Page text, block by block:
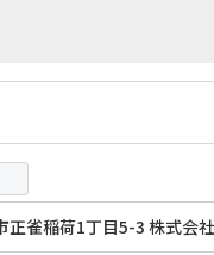
正雀稲荷1丁目5-3 株式会